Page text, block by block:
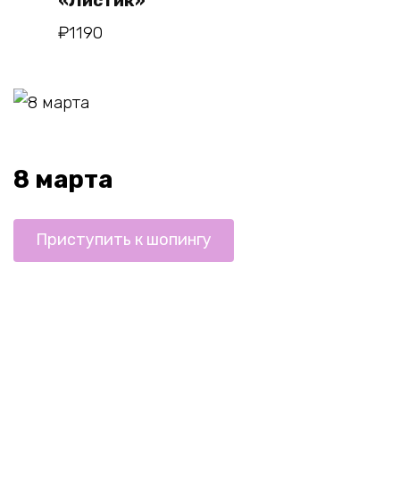
₽1190
8 марта
Приступить к шопингу